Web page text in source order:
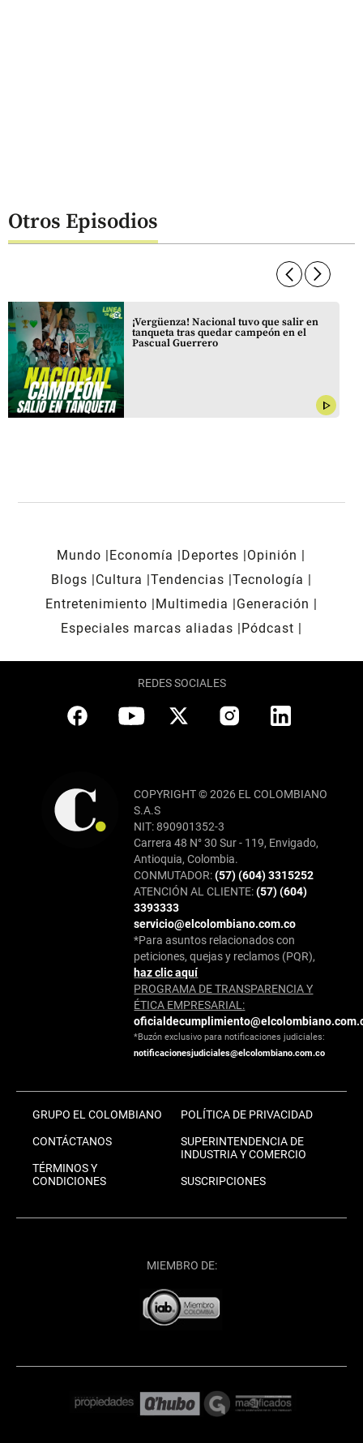
Otros Episodios
arrow_forward_ios
¡Vergüenza! Nacional tuvo que salir en
tanqueta tras quedar campeón en el
Pascual Guerrero
play_arrow
arrow_forward_ios
Mundo Economía Deportes
Opinión
Blogs
Cultura Tendencias Tecnología
Entretenimiento
Multimedia
Generación
Especiales marcas aliadas
Pódcast
REDES SOCIALES
COPYRIGHT © 2026 EL COLOMBIANO
S.A.S
NIT: 890901352-3
Carrera 48 N° 30 Sur - 119, Envigado,
Antioquia, Colombia.
CONMUTADOR:(57) (604) 3315252
ATENCIÓN AL CLIENTE:(57) (604)
3393333
servicio@elcolombiano.com.co
*Para asuntos relacionados con
peticiones, quejas y reclamos (PQR),
haz clic aquí
PROGRAMA DE TRANSPARENCIA Y
ÉTICA EMPRESARIAL:
*Buzón exclusivo para notificaciones judiciales:
notificacionesjudiciales@elcolombiano.com.co
GRUPO EL COLOMBIANO
CONTÁCTANOS
TÉRMINOS Y
CONDICIONES
POLÍTICA DE PRIVACIDAD
SUPERINTENDENCIA DE
INDUSTRIA Y COMERCIO
SUSCRIPCIONES
MIEMBRO DE: